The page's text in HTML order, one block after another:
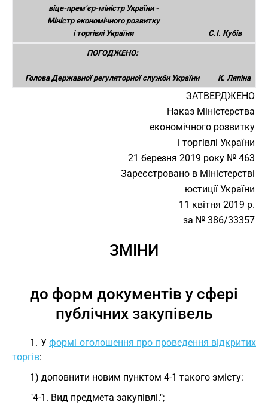
віце-прем’єр-міністр України -
Міністр економічного розвитку
і торгівлі України
С.І. Кубів
ПОГОДЖЕНО:
Голова Державної регуляторної служби України К. Ляпіна
ЗАТВЕРДЖЕНО
Наказ Міністерства
економічного розвитку
і торгівлі України
21 березня 2019 року № 463
Зареєстровано в Міністерстві
юстиції України
11 квітня 2019 р.
за № 386/33357
ЗМІНИ
до форм документів у сфері
публічних закупівель
1. У формі оголошення про проведення відкритих
торгів:
1) доповнити новим пунктом 4-1 такого змісту:
"4-1. Вид предмета закупівлі.";